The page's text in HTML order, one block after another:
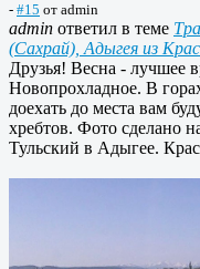
- #15 от admin
admin ответил в теме
(Сахрай), Адыгея из
Друзья! Весна - лучшее
Новопрохладное. В
доехать до места вам
хребтов. Фото сделано
Тульский в Адыгее.